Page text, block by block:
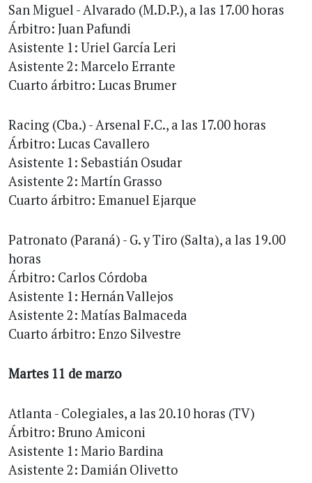
San Miguel - Alvarado (M.D.P.), a las 17.00 horas
Árbitro: Juan Pafundi
Asistente 1: Uriel García Leri
Asistente 2: Marcelo Errante
Cuarto árbitro: Lucas Brumer
Racing (Cba.) - Arsenal F.C., a las 17.00 horas
Árbitro: Lucas Cavallero
Asistente 1: Sebastián Osudar
Asistente 2: Martín Grasso
Cuarto árbitro: Emanuel Ejarque
Patronato (Paraná) - G. y Tiro (Salta), a las 19.00
horas
Árbitro: Carlos Córdoba
Asistente 1: Hernán Vallejos
Asistente 2: Matías Balmaceda
Cuarto árbitro: Enzo Silvestre
Martes 11 de marzo
Atlanta - Colegiales, a las 20.10 horas (TV)
Árbitro: Bruno Amiconi
Asistente 1: Mario Bardina
Asistente 2: Damián Olivetto